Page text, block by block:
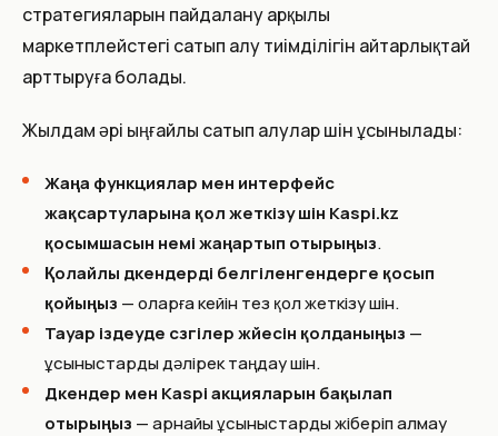
стратегияларын пайдалану арқылы
маркетплейстегі сатып алу тиімділігін айтарлықтай
арттыруға болады.
Жылдам әрі ыңғайлы сатып алулар үшін ұсынылады:
Жаңа функциялар мен интерфейс
жақсартуларына қол жеткізу үшін Kaspi.kz
қосымшасын үнемі жаңартып отырыңыз.
Қолайлы дүкендерді белгіленгендерге қосып
қойыңыз — оларға кейін тез қол жеткізу үшін.
Тауар іздеуде сүзгілер жүйесін қолданыңыз —
ұсыныстарды дәлірек таңдау үшін.
Дүкендер мен Kaspi акцияларын бақылап
отырыңыз — арнайы ұсыныстарды жіберіп алмау